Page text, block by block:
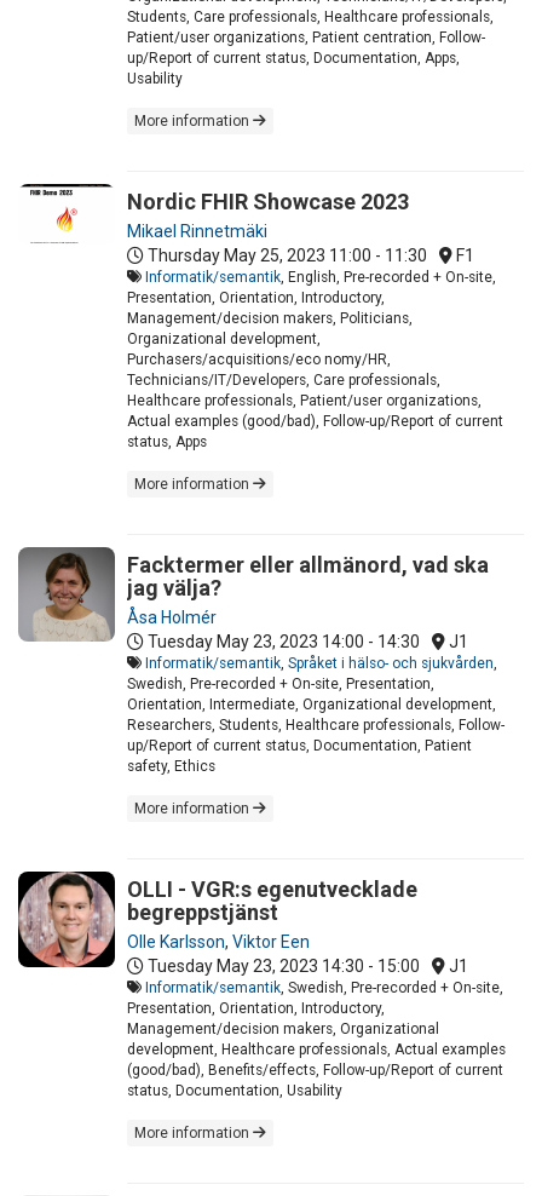
Students, Care professionals, Healthcare professionals,
Patient/user organizations, Patient centration, Follow-
up/Report of current status, Documentation, Apps,
Usability
More information
Nordic FHIR Showcase 2023
Mikael Rinnetmäki
Thursday May 25, 2023 11:00 - 11:30 F1
Informatik/semantik , English, Pre-recorded + On-site,
Presentation, Orientation, Introductory,
Management/decision makers, Politicians,
Organizational development,
Purchasers/acquisitions/eco nomy/HR,
Technicians/IT/Developers, Care professionals,
Healthcare professionals, Patient/user organizations,
Actual examples (good/bad), Follow-up/Report of current
status, Apps
More information
Facktermer eller allmänord, vad ska
jag välja?
Åsa Holmér
Tuesday May 23, 2023 14:00 - 14:30 J1
Informatik/semantik Språket i hälso- och sjukvården
Swedish, Pre-recorded + On-site, Presentation,
Orientation, Intermediate, Organizational development,
Researchers, Students, Healthcare professionals, Follow-
up/Report of current status, Documentation, Patient
safety, Ethics
More information
OLLI - VGR:s egenutvecklade
begreppstjänst
Olle Karlsson, Viktor Een
Tuesday May 23, 2023 14:30 - 15:00 J1
Informatik/semantik , Swedish, Pre-recorded + On-site,
Presentation, Orientation, Introductory,
Management/decision makers, Organizational
development, Healthcare professionals, Actual examples
(good/bad), Benefits/effects, Follow-up/Report of current
status, Documentation, Usability
More information